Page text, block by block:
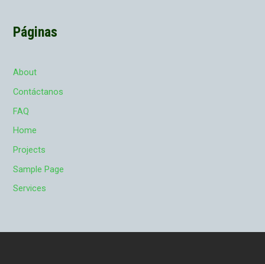
Páginas
About
Contáctanos
FAQ
Home
Projects
Sample Page
Services